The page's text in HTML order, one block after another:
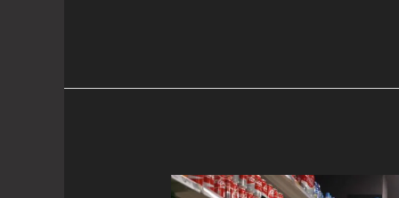
basuras
precio